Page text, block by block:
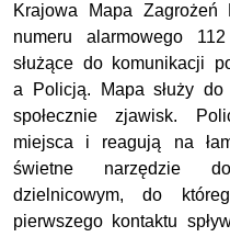
Krajowa Mapa Zagrożeń
numeru alarmowego
służące do komunikacji
a Policją. Mapa służy do
społecznie zjawisk.
miejsca i reagują na
świetne narzędzie
dzielnicowym, do
pierwszego kontaktu